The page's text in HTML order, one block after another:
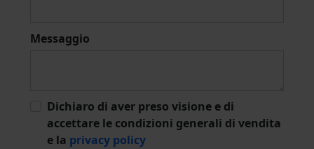
Messaggio
Dichiaro di aver preso visione e di
accettare le condizioni generali di vendita
e la privacy policy